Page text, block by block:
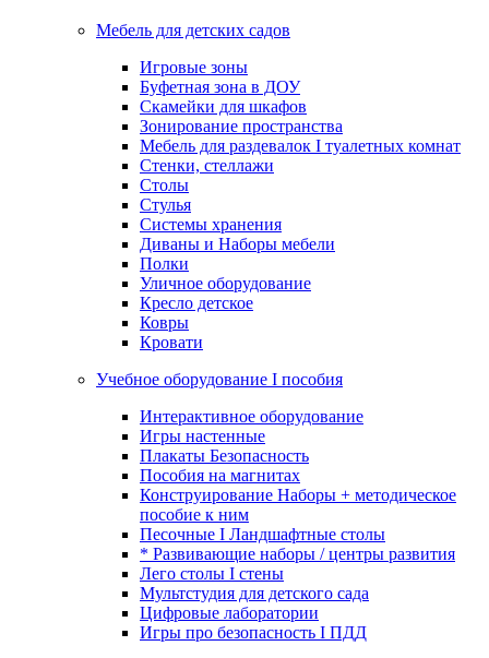
Мебель для детских садов
Игровые зоны
Буфетная зона в ДОУ
Скамейки для шкафов
Зонирование пространства
Мебель для раздевалок I туалетных комнат
Стенки, стеллажи
Столы
Стулья
Системы хранения
Диваны и Наборы мебели
Полки
Уличное оборудование
Кресло детское
Ковры
Кровати
Учебное оборудование I пособия
Интерактивное оборудование
Игры настенные
Плакаты Безопасность
Пособия на магнитах
Конструирование Наборы + методическое
пособие к ним
Песочные I Ландшафтные столы
* Развивающие наборы / центры развития
Лего столы I стены
Мультстудия для детского сада
Цифровые лаборатории
Игры про безопасность I ПДД